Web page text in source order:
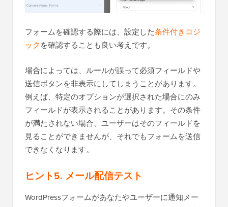
フォームを確認する際には、設定した条件付きロジ
ックを確認することも良い考えです。
場合によっては、ルールが誤って必須フィールドや
送信ボタンを非表示にしてしまうことがあります。
例えば、特定のオプションが選択された場合にのみ
フィールドが表示されることがあります。その条件
が満たされない場合、ユーザーはそのフィールドを
見ることができませんが、それでもフォームを送信
できなくなります。
ヒント5. メール配信テスト
WordPressフォームがあなたやユーザーに通知メー